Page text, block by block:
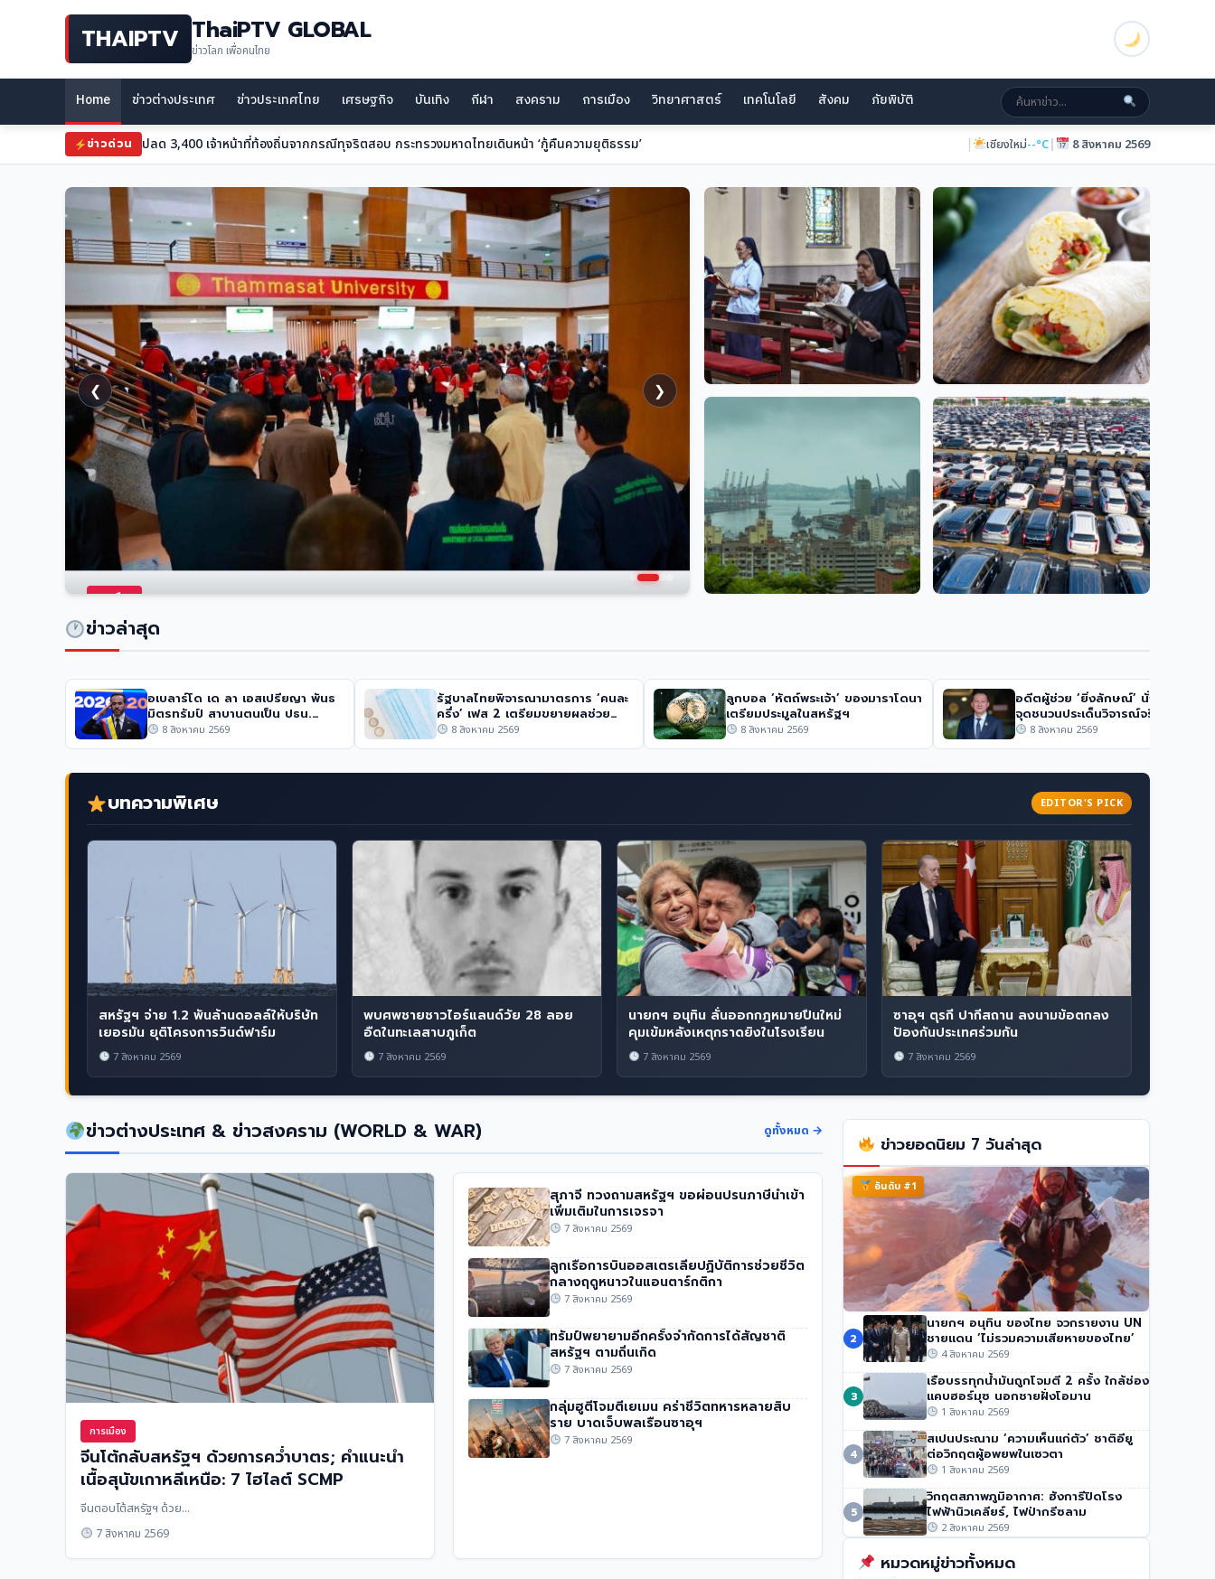
THAIPTV ThaiPTV GLOBAL
ข่าวโลก เพื่อคนไทย
Home ข่าวต่างประเทศ ข่าวประเทศไทย เศรษฐกิจ บันเทิง กีฬา สงคราม การเมือง วิทยาศาสตร์ เทคโนโลยี สังคม ภัยพิบัติ
ข่าวด่วน เด็กดับ 1 ใน 3 ศพ เหตุรัสเซียยิงขีปนาวุธโจมตีใกล้กรุงเคียฟ | ภูเก็ต--°C| 8 สิงหาคม 2569
การเมือง
เด็กดับ 1 ใน 3 ศพ เหตุรัสเซียยิงขีปนาวุธโจมตีใกล้กรุงเคียฟ
❮
❯
ลำบาก
การเมือง
วิกฤต ‘เบอร์ริโต’ จุดชนวนศึก
ภายในพรรครีพับลิกันของทรัมป์
รถยนต์
ข่าวล่าสุด
อเบลาร์โด เด ลา เอสเปรียญา พันธ
มิตรทรัมป์ สาบานตนเป็น ปธน.
โคลอมเบีย
8 สิงหาคม 2569
รัฐบาลไทยพิจารณามาตรการ ‘คนละ
ครึ่ง’ เฟส 2 เตรียมขยายผลช่วย
เหลือ8 สิงหาคม 2569
ลูกบอล ‘หัตถ์พระเจ้า’ ของมาราโดนา
เตรียมประมูลในสหรัฐฯ
8 สิงหาคม 2569
อดีตผู้ช่วย ‘ยิ่งลักษณ์’ นั่ง ผอ. STO
จุดชนวนประเด็นวิจารณ์จริยธรรม
8 สิงหาคม 2569
บทความพิเศษ EDITOR'S PICK
สหรัฐฯ จ่าย 1.2 พันล้านดอลล์ให้บริษัท
เยอรมัน ยุติโครงการวินด์ฟาร์ม
7 สิงหาคม 2569
พบศพชายชาวไอร์แลนด์วัย 28 ลอย
อืดในทะเลสาบภูเก็ต
7 สิงหาคม 2569
นายกฯ อนุทิน ลั่นออกกฎหมายปืนใหม่
คุมเข้มหลังเหตุกราดยิงในโรงเรียน
7 สิงหาคม 2569
ซาอุฯ ตุรกี ปากีสถาน ลงนามข้อตกลง
ป้องกันประเทศร่วมกัน
7 สิงหาคม 2569
ข่าวต่างประเทศ & ข่าวสงคราม (WORLD & WAR) ดูทั้งหมด →
การเมือง
จีนโต้กลับสหรัฐฯ ด้วยการคว่ำบาตร; คำแนะนำ
เนื้อสุนัขเกาหลีเหนือ: 7 ไฮไลต์ SCMP
จีนตอบโต้สหรัฐฯ ด้วย...
7 สิงหาคม 2569
สุภาจี ทวงถามสหรัฐฯ ขอผ่อนปรนภาษีนำเข้า
เพิ่มเติมในการเจรจา
7 สิงหาคม 2569
ลูกเรือการบินออสเตรเลียปฏิบัติการช่วยชีวิต
กลางฤดูหนาวในแอนตาร์กติกา
7 สิงหาคม 2569
ทรัมป์พยายามอีกครั้งจำกัดการได้สัญชาติ
สหรัฐฯ ตามถิ่นเกิด
7 สิงหาคม 2569
กลุ่มฮูตีโจมตีเยเมน คร่าชีวิตทหารหลายสิบ
ราย บาดเจ็บพลเรือนซาอุฯ
7 สิงหาคม 2569
ข่าวยอดนิยม 7 วันล่าสุด
อันดับ #1
นักปีนเขาชื่อดัง นิมมัล ปูร์จา เสียชีวิตในหิมะถล่ม
ปากีสถาน
53 วิว• 1 สิงหาคม 2569
2
นายกฯ อนุทิน ของไทย จวกรายงาน UN
ชายแดน ‘ไม่รวมความเสียหายของไทย’
4 สิงหาคม 2569
3
เรือบรรทุกน้ำมันถูกโจมตี 2 ครั้ง ใกล้ช่อง
แคบฮอร์มุซ นอกชายฝั่งโอมาน
1 สิงหาคม 2569
4
สเปนประณาม ‘ความเห็นแก่ตัว’ ชาติอียู
ต่อวิกฤตผู้อพยพในเซวตา
1 สิงหาคม 2569
5
วิกฤตสภาพภูมิอากาศ: ฮังการีปิดโรง
ไฟฟ้านิวเคลียร์, ไฟป่ากรีซลาม
2 สิงหาคม 2569
หมวดหมู่ข่าวทั้งหมด